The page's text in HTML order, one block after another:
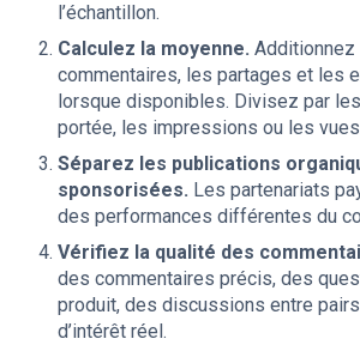
l’échantillon.
Calculez la moyenne.
commentaires, les partages et les
lorsque disponibles. Divisez par
portée, les impressions ou les
Séparez les publications
sponsorisées. Les partenariats
des performances différentes du
Vérifiez la qualité des
des commentaires précis, des
produit, des discussions entre
d’intérêt réel.